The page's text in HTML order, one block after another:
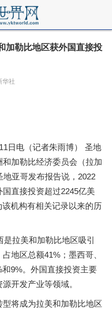
加勒比地区获外国直接投
华社
日电（记者朱雨博） 圣地
加勒比经济委员会（拉加
亚哥发布报告说，2022
直接投资超过2245亿美
机构有相关记录以来的历
拉美和加勒比地区吸引
地区总额41%；墨西哥、
9%。外国直接投资主要
开发产业等领域。
将成为拉美和加勒比地区